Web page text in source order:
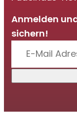
Anmelden
sichern!